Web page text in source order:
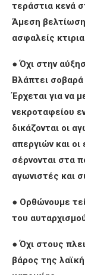
τεράστια κενά
Άμεση βελτίωση
ασφαλείς
●Όχι στην
Βλάπτει σοβαρά
Έρχεται για να
νεκροταφείου
δικάζονται οι
απεργιών και
σέρνονται στα
αγωνιστές και
● Ορθώνουμε
του
●Όχι στους
βάρος της